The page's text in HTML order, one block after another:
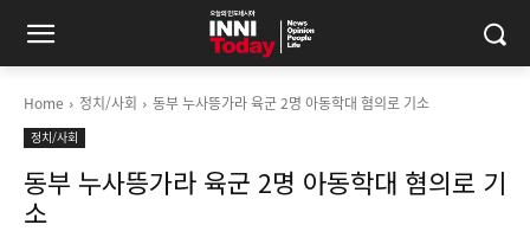
Home 정치/사회 동부 누사뜽가라 육군 2명 아동학대 혐의로 기소
정치/사회
동부 누사뜽가라 육군 2명 아동학대 혐의로 기
소